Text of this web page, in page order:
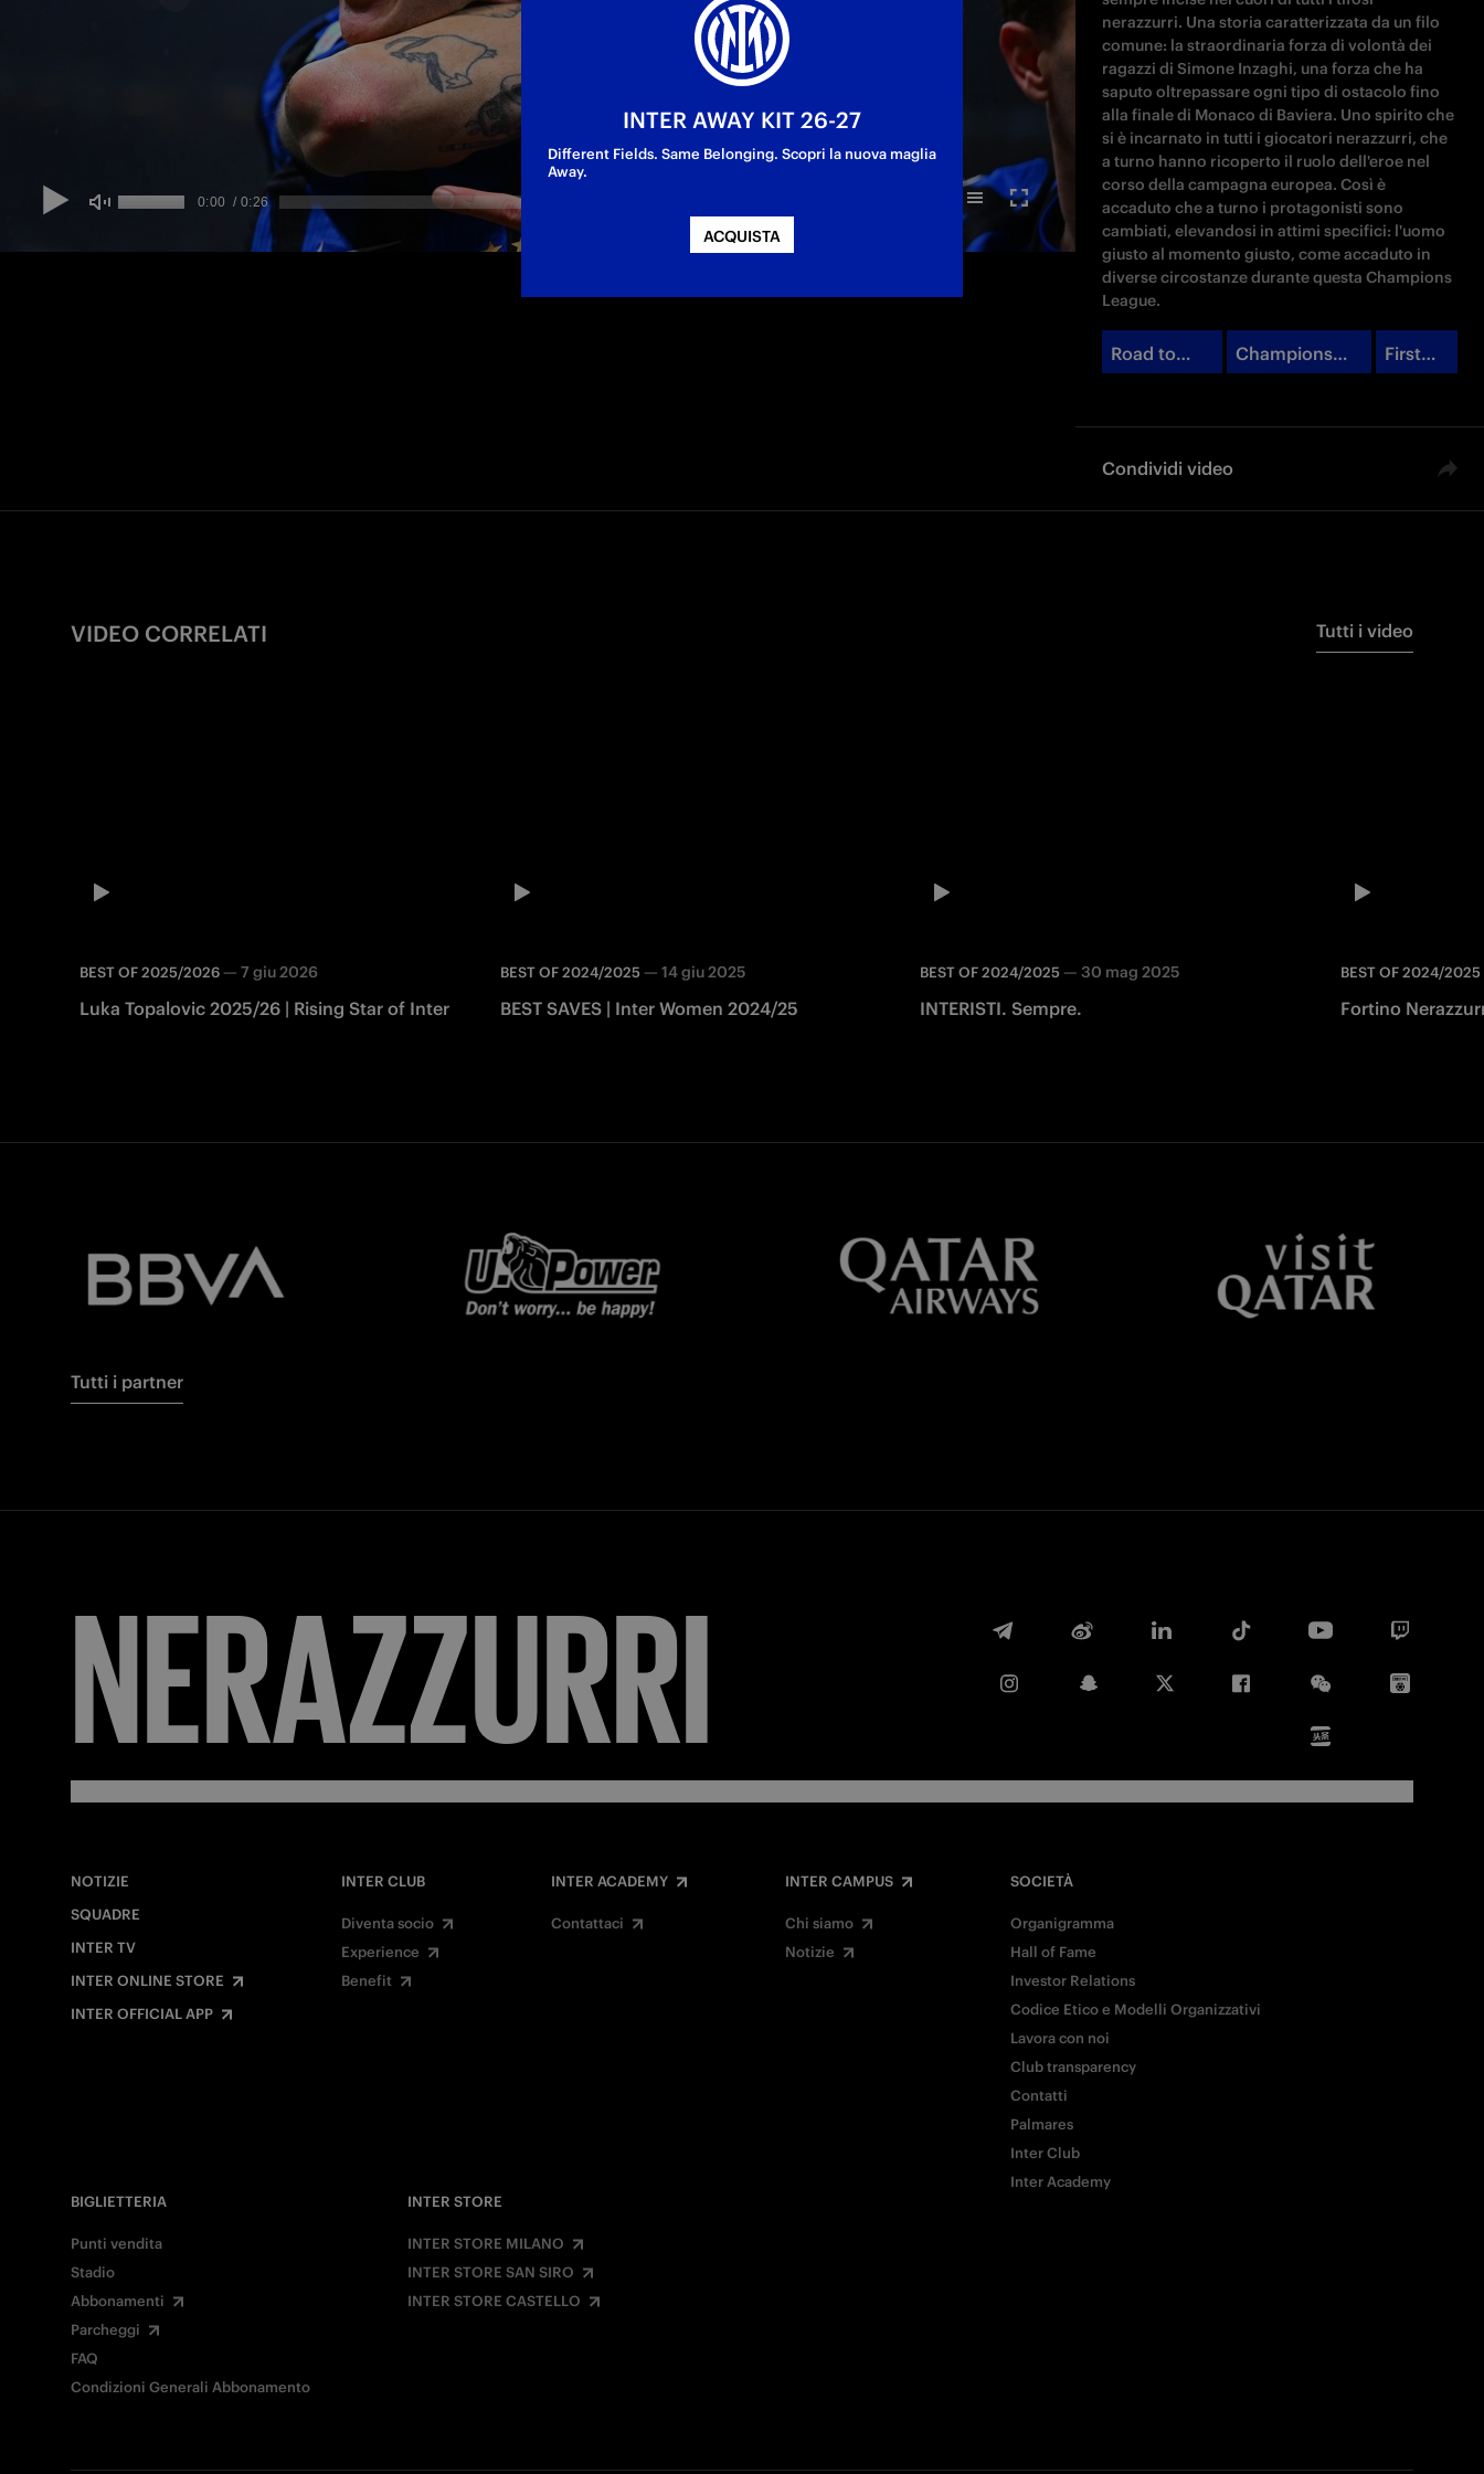
nerazzurri. Una storia caratterizzata da un filo
comune: la straordinaria forza di volontà dei
ragazzi di Simone Inzaghi, una forza che ha
saputo oltrepassare ogni tipo di ostacolo fino
alla finale di Monaco di Baviera. Uno spirito che
si è incarnato in tutti i giocatori nerazzurri, che
a turno hanno ricoperto il ruolo dell'eroe nel
corso della campagna europea. Così è
accaduto che a turno i protagonisti sono
cambiati, elevandosi in attimi specifici: l'uomo
giusto al momento giusto, come accaduto in
diverse circostanze durante questa Champions
League.
Road to
Champions
First
Condividi video
Facebook
E-mail
Copia link
VIDEO CORRELATI Tutti i video
BEST OF 2025/2026 — 7 giu 2026
Luka Topalovic 2025/26 | Rising Star of Inter
BEST OF 2024/2025 — 14 giu 2025
BEST SAVES | Inter Women 2024/25
BEST OF 2024/2025 —30 mag 2025
INTERISTI. Sempre.
BEST OF 2024/2025
Fortino
Tutti i partner
FORZA
NOTIZIE
SQUADRE
INTER TV
INTER ONLINE STORE
INTER OFFICIAL APP
INTER CLUB
Diventa socio
Experience
Benefit
INTER ACADEMY
Contattaci
INTER CAMPUS
Chi siamo
Notizie
SOCIETÀ
Organigramma
Hall of Fame
Investor Relations
Codice Etico e Modelli Organizzativi
Lavora con noi
Club transparency
Contatti
Palmares
Inter Club
Inter Academy
BIGLIETTERIA
Punti vendita
Stadio
Abbonamenti
Parcheggi
FAQ
Condizioni Generali Abbonamento
INTER STORE
INTER STORE MILANO
INTER STORE SAN SIRO
INTER STORE CASTELLO
INTER AWAY KIT 26-27
Different Fields. Same Belonging. Scopri la nuova maglia
Away.
ACQUISTA